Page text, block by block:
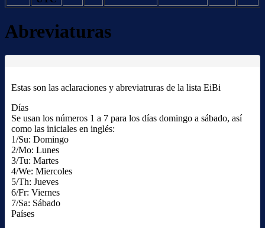
Abreviaturas
Estas son las aclaraciones y abreviatruras de la lista EiBi
Días
Se usan los números 1 a 7 para los días domingo a sábado, así
como las iniciales en inglés:
1/Su: Domingo
2/Mo: Lunes
3/Tu: Martes
4/We: Miercoles
5/Th: Jueves
6/Fr: Viernes
7/Sa: Sábado
Países